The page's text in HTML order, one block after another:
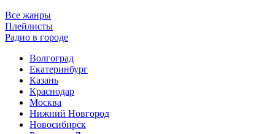
Все жанры
Плейлисты
Радио в городе
Волгоград
Екатеринбург
Казань
Краснодар
Москва
Нижний Новгород
Новосибирск